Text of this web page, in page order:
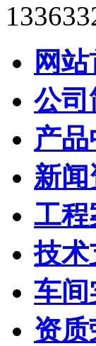
网
公司
产
新
工程
技术
车间
资